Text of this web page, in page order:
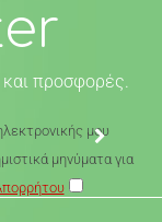
προσφορές.
μου
μηνύματα για